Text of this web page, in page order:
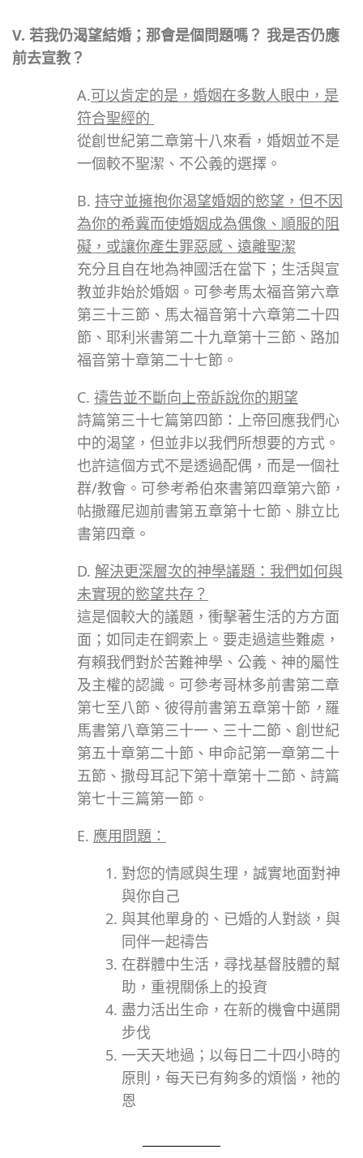
V. 若我仍渴望結婚；那會是個問題嗎？ 我是否仍應
前去宣教？
A.可以肯定的是，婚姻在多數人眼中，是
符合聖經的
從創世紀第二章第十八來看，婚姻並不是
一個較不聖潔、不公義的選擇。
B. 持守並擁抱你渴望婚姻的慾望，但不因
為你的希冀而使婚姻成為偶像、順服的阻
礙，或讓你產生罪惡感、遠離聖潔
充分且自在地為神國活在當下；生活與宣
教並非始於婚姻。可參考馬太福音第六章
第三十三節、馬太福音第十六章第二十四
節、耶利米書第二十九章第十三節、路加
福音第十章第二十七節。
C. 禱告並不斷向上帝訴說你的期望
詩篇第三十七篇第四節：上帝回應我們心
中的渴望，但並非以我們所想要的方式。
也許這個方式不是透過配偶，而是一個社
群/教會。可參考希伯來書第四章第六節，
帖撒羅尼迦前書第五章第十七節、腓立比
書第四章。
D. 解決更深層次的神學議題：我們如何與
未實現的慾望共存？
這是個較大的議題，衝擊著生活的方方面
面；如同走在鋼索上。要走過這些難處，
有賴我們對於苦難神學、公義、神的屬性
及主權的認識。可參考哥林多前書第二章
第七至八節、彼得前書第五章第十節 ， 羅
馬書第八章第三十一、三十二節、創世紀
第五十章第二十節、申命記第一章第二十
五節、撒母耳記下第十章第十二節、詩篇
第七十三篇第一節。
E. 應用問題：
對您的情感與生理，誠實地面對神
與你自己
與其他單身的、已婚的人對談，與
同伴一起禱告
在群體中生活，尋找基督肢體的幫
助，重視關係上的投資
盡力活出生命，在新的機會中邁開
步伐
一天天地過；以每日二十四小時的
原則，每天已有夠多的煩惱，祂的
恩